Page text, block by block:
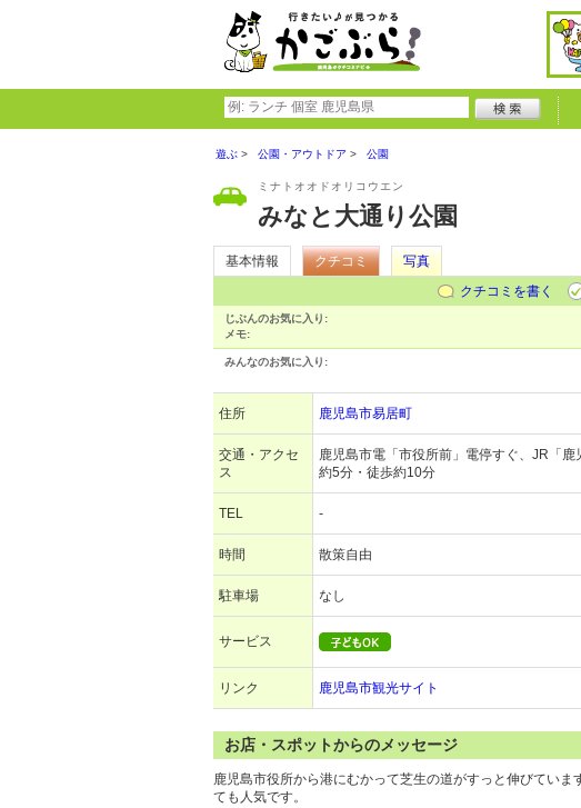
遊ぶ 公園・アウトドア 公園
ミナトオオドオリコウエン
みなと大通り公園
基本情報 クチコミ
写真
クチコミを書く
じぶんのお気に入り:
メモ:
みんなのお気に入り:
住所 鹿児島市易居町
交通・アクセ
ス
鹿児島市電「市役所前」電停すぐ、JR「鹿
約5分・徒歩約10分
TEL -
時間 散策自由
駐車場 なし
サービス
リンク 鹿児島市観光サイト
お店・スポットからのメッセージ
鹿児島市役所から港にむかって芝生の道がすっと伸びてい
ても人気です。